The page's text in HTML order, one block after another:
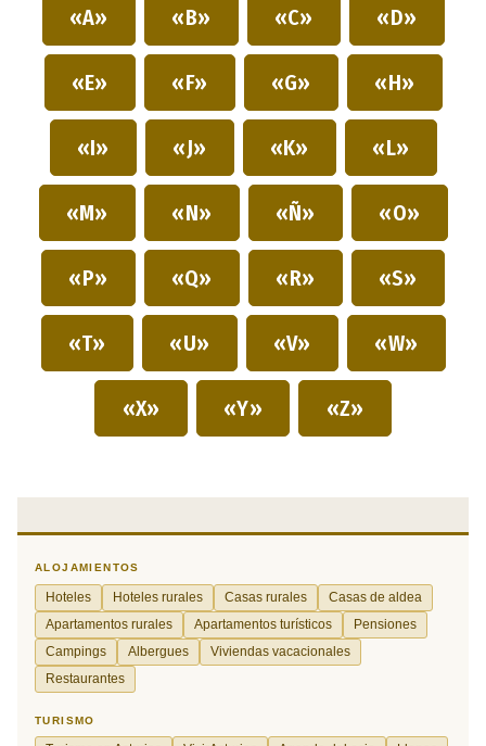
«A» «B» «C» «D»
«E» «F» «G» «H»
«I» «J» «K» «L»
«M» «N» «Ñ» «O»
«P» «Q» «R» «S»
«T» «U» «V» «W»
«X» «Y» «Z»